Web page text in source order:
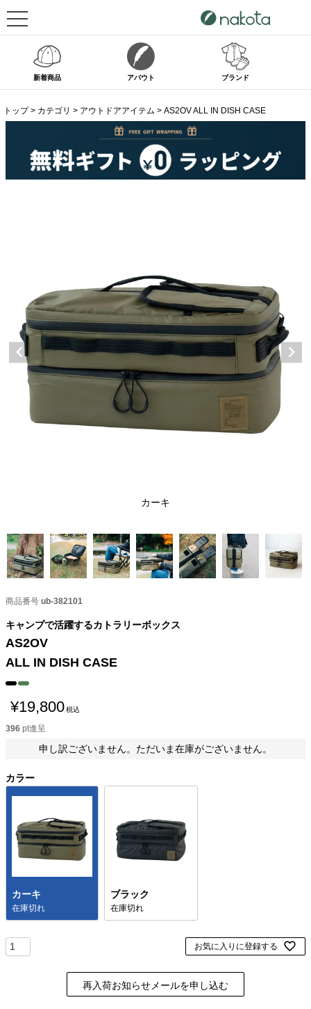
新着商品 アバウト ブランド
トップ カテゴリ アウトドアアイテム AS2OV ALL IN DISH CASE
カーキ
商品番号 ub-382101
キャンプで活躍するカトラリーボックス
AS2OV
ALL IN DISH CASE
¥19,800税込
396 pt進呈
申し訳ございません。ただいま在庫がございません。
カラー
カーキ
在庫切れ
ブラック
在庫切れ
お気に入りに登録する
再入荷お知らせメールを申し込む